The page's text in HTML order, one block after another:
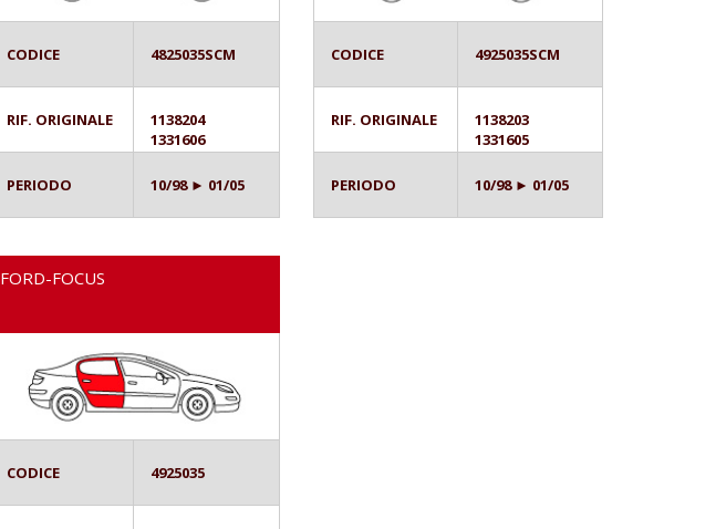
CODICE 4825035SCM
RIF. ORIGINALE
1138204
1331606
PERIODO 10/98 ► 01/05
CODICE 4925035SCM
RIF. ORIGINALE
1138203
1331605
PERIODO 10/98 ► 01/05
FORD-FOCUS
CODICE 4925035